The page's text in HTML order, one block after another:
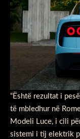
“Është rezultat i
të mbledhur në
Modeli Luce, i cili
sistemi i tij elektrik